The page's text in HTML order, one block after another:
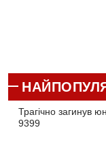
Трагічно загинув
9399